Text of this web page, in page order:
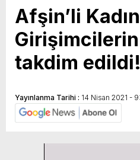
Afşin’li Kadın
takdim edildi!
Yayınlanma Tarihi : 14 Nisan 2021 -